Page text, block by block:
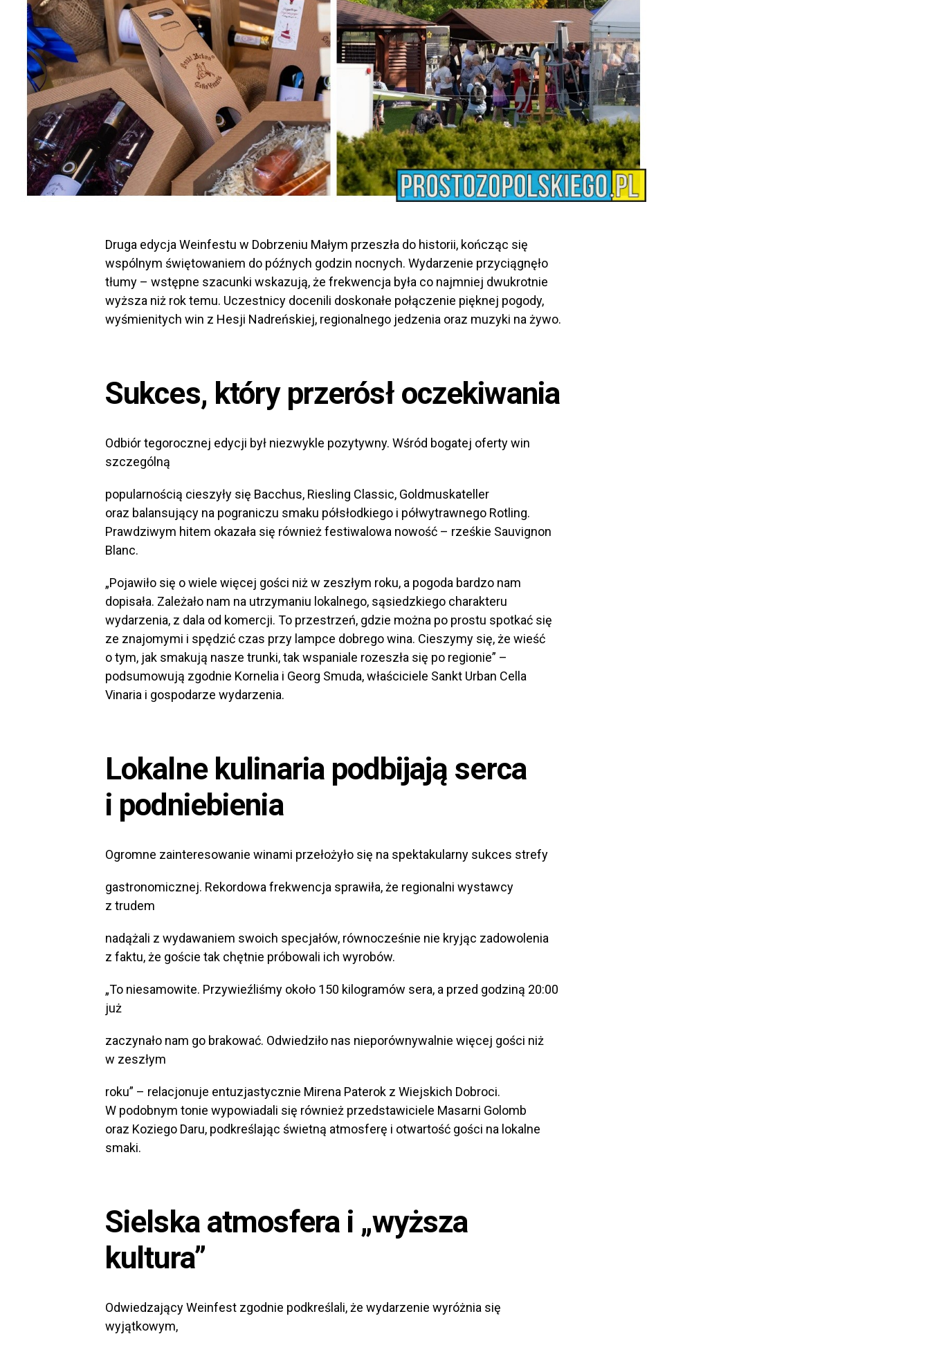
Druga edycja Weinfestu w Dobrzeniu Małym przeszła do historii, kończąc się
wspólnym świętowaniem do późnych godzin nocnych. Wydarzenie przyciągnęło
tłumy – wstępne szacunki wskazują, że frekwencja była co najmniej dwukrotnie
wyższa niż rok temu. Uczestnicy docenili doskonałe połączenie pięknej pogody,
wyśmienitych win z Hesji Nadreńskiej, regionalnego jedzenia oraz muzyki na żywo.
Sukces, który przerósł oczekiwania
Odbiór tegorocznej edycji był niezwykle pozytywny. Wśród bogatej oferty win
szczególną
popularnością cieszyły się Bacchus, Riesling Classic, Goldmuskateller
oraz balansujący na pograniczu smaku półsłodkiego i półwytrawnego Rotling.
Prawdziwym hitem okazała się również festiwalowa nowość – rześkie Sauvignon
Blanc.
„Pojawiło się o wiele więcej gości niż w zeszłym roku, a pogoda bardzo nam
dopisała. Zależało nam na utrzymaniu lokalnego, sąsiedzkiego charakteru
wydarzenia, z dala od komercji. To przestrzeń, gdzie można po prostu spotkać się
ze znajomymi i spędzić czas przy lampce dobrego wina. Cieszymy się, że wieść
o tym, jak smakują nasze trunki, tak wspaniale rozeszła się po regionie” –
podsumowują zgodnie Kornelia i Georg Smuda, właściciele Sankt Urban Cella
Vinaria i gospodarze wydarzenia.
Lokalne kulinaria podbijają serca
i podniebienia
Ogromne zainteresowanie winami przełożyło się na spektakularny sukces strefy
gastronomicznej. Rekordowa frekwencja sprawiła, że regionalni wystawcy
z trudem
nadążali z wydawaniem swoich specjałów, równocześnie nie kryjąc zadowolenia
z faktu, że goście tak chętnie próbowali ich wyrobów.
„To niesamowite. Przywieźliśmy około 150 kilogramów sera, a przed godziną 20:00
już
zaczynało nam go brakować. Odwiedziło nas nieporównywalnie więcej gości niż
w zeszłym
roku” – relacjonuje entuzjastycznie Mirena Paterok z Wiejskich Dobroci.
W podobnym tonie wypowiadali się również przedstawiciele Masarni Golomb
oraz Koziego Daru, podkreślając świetną atmosferę i otwartość gości na lokalne
smaki.
Sielska atmosfera i „wyższa
kultura”
Odwiedzający Weinfest zgodnie podkreślali, że wydarzenie wyróżnia się
wyjątkowym,